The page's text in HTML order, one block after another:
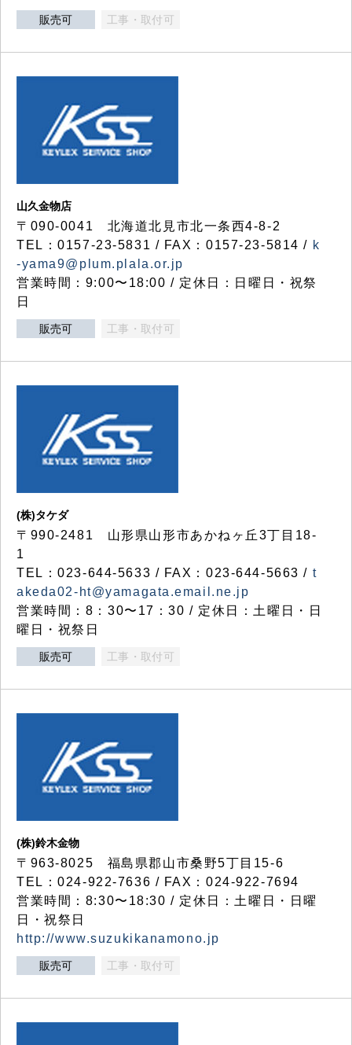
販売可 工事・取付可
山久金物店
〒090-0041 北海道北見市北一条西4-8-2
TEL：0157-23-5831 / FAX：0157-23-5814 / k
-yama9@plum.plala.or.jp
営業時間：9:00〜18:00 / 定休日：日曜日・祝祭
日
販売可 工事・取付可
(株)タケダ
〒990-2481 山形県山形市あかねヶ丘3丁目18-
1
TEL：023-644-5633 / FAX：023-644-5663 / t
akeda02-ht@yamagata.email.ne.jp
営業時間：8：30〜17：30 / 定休日：土曜日・日
曜日・祝祭日
販売可 工事・取付可
(株)鈴木金物
〒963-8025 福島県郡山市桑野5丁目15-6
TEL：024-922-7636 / FAX：024-922-7694
営業時間：8:30〜18:30 / 定休日：土曜日・日曜
日・祝祭日
http://www.suzukikanamono.jp
販売可 工事・取付可